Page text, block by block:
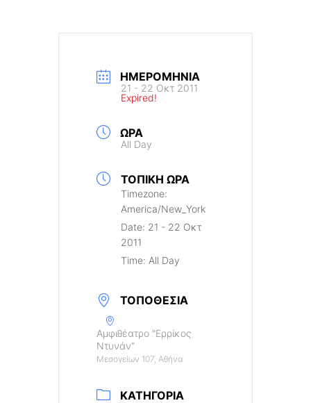
ΗΜΕΡΟΜΗΝΊΑ
21 - 22 Οκτ 2011
Expired!
ΏΡΑ
All Day
ΤΟΠΙΚΉ ΏΡΑ
Timezone:
America/New_York
Date: 21 - 22 Οκτ
2011
Time: All Day
ΤΟΠΟΘΕΣΊΑ
Αμφιθέατρο "Ερρίκος
Ντυνάν"
Μεσογείων 107, Αθήνα
ΚΑΤΗΓΟΡΊΑ